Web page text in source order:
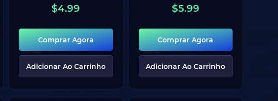
$4.99
Comprar Agora
Adicionar Ao Carrinho
$5.99
Comprar Agora
Adicionar Ao Carrinho